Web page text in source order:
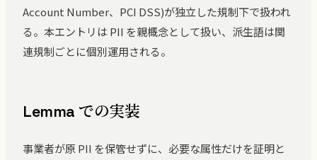
Account Number、PCI DSS)が独立した規制下で扱われ
る。本エントリは PII を親概念として扱い、派生語は関
連規制ごとに個別運用される。
Lemma での実装
事業者が原 PII を保管せずに、必要な属性だけを証明と